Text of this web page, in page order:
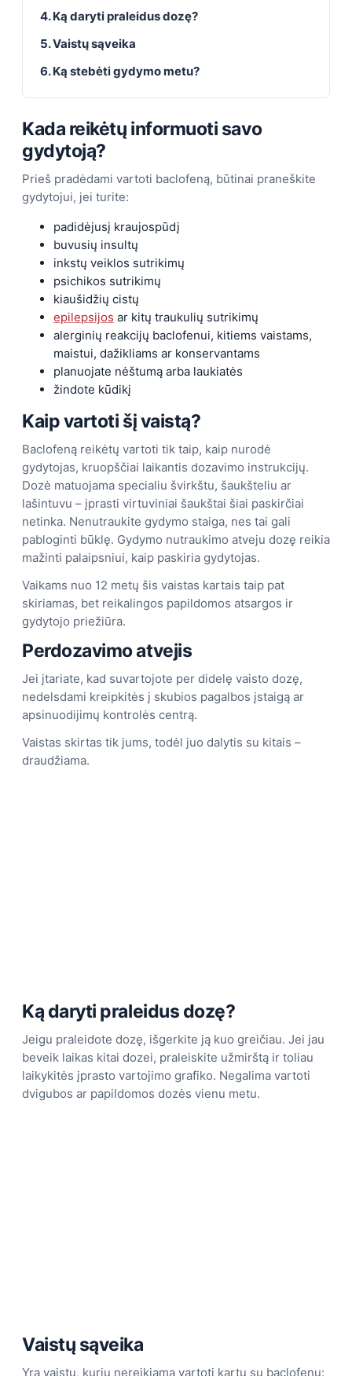
4. Ką daryti praleidus dozę?
5. Vaistų sąveika
6. Ką stebėti gydymo metu?
Kada reikėtų informuoti savo
gydytoją?
Prieš pradėdami vartoti baclofeną, būtinai praneškite
gydytojui, jei turite:
padidėjusį kraujospūdį
buvusių insultų
inkstų veiklos sutrikimų
psichikos sutrikimų
kiaušidžių cistų
epilepsijos ar kitų traukulių sutrikimų
alerginių reakcijų baclofenui, kitiems vaistams,
maistui, dažikliams ar konservantams
planuojate nėštumą arba laukiatės
žindote kūdikį
Kaip vartoti šį vaistą?
Baclofeną reikėtų vartoti tik taip, kaip nurodė
gydytojas, kruopščiai laikantis dozavimo instrukcijų.
Dozė matuojama specialiu švirkštu, šaukšteliu ar
lašintuvu – įprasti virtuviniai šaukštai šiai paskirčiai
netinka. Nenutraukite gydymo staiga, nes tai gali
pabloginti būklę. Gydymo nutraukimo atveju dozę reikia
mažinti palaipsniui, kaip paskiria gydytojas.
Vaikams nuo 12 metų šis vaistas kartais taip pat
skiriamas, bet reikalingos papildomos atsargos ir
gydytojo priežiūra.
Perdozavimo atvejis
Jei įtariate, kad suvartojote per didelę vaisto dozę,
nedelsdami kreipkitės į skubios pagalbos įstaigą ar
apsinuodijimų kontrolės centrą.
Vaistas skirtas tik jums, todėl juo dalytis su kitais –
draudžiama.
Ką daryti praleidus dozę?
Jeigu praleidote dozę, išgerkite ją kuo greičiau. Jei jau
beveik laikas kitai dozei, praleiskite užmirštą ir toliau
laikykitės įprasto vartojimo grafiko. Negalima vartoti
dvigubos ar papildomos dozės vienu metu.
Vaistų sąveika
Yra vaistų, kurių nereikiama vartoti kartu su baclofenu: